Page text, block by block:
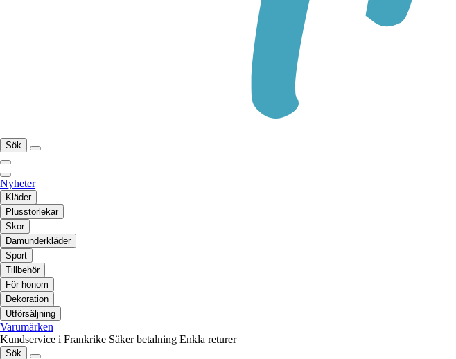
Sök
Nyheter
Kläder
Plusstorlekar
Skor
Damunderkläder
Sport
Tillbehör
För honom
Dekoration
Utförsäljning
Varumärken
Kundservice i Frankrike Säker betalning Enkla returer
Sök